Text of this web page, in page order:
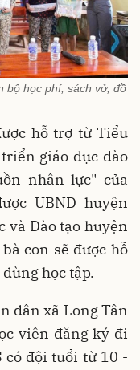
bộ học phí, sách vở, đồ
hỗ trợ từ Tiểu
giáo dục đào
nhân lực" của
UBND huyện
và Đào tạo huyện
con sẽ được hỗ
học tập.
dân xã Long Tân
viên đăng ký đi
có đội tuổi từ 10 -